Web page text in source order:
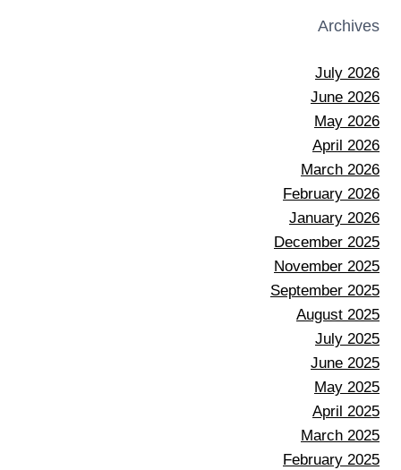
Archives
July 2026
June 2026
May 2026
April 2026
March 2026
February 2026
January 2026
December 2025
November 2025
September 2025
August 2025
July 2025
June 2025
May 2025
April 2025
March 2025
February 2025